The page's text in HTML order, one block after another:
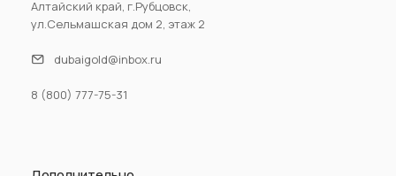
Алтайский край, г.Рубцовск,
ул.Сельмашская дом 2, этаж 2
dubaigold@inbox.ru
8 (800) 777-75-31